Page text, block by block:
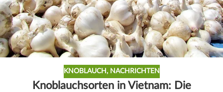
KNOBLAUCH , NACHRICHTEN
Knoblauchsorten in Vietnam: Die